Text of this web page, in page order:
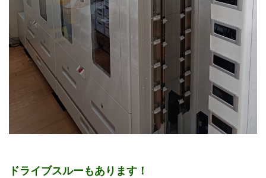
ドライブスルーもあります！